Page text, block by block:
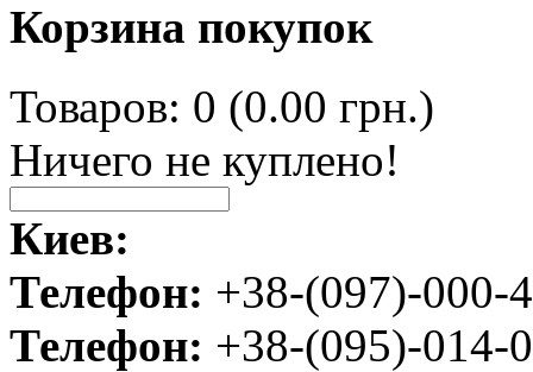
Корзина покупок
Товаров: 0 (0.00 грн.)
Ничего не куплено!
Киев:
Телефон: +38-(097)-000-
Телефон: +38-(095)-014-